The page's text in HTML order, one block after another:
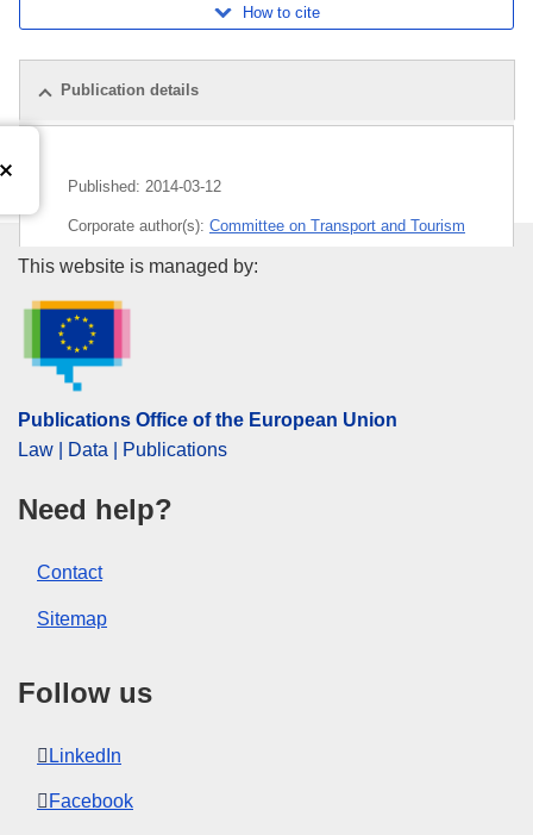
How to cite
Publication details
Published: 2014-03-12
Corporate author(s): Committee on Transport and Tourism
EP Committee European Parliament
Subject:air space
European Aviation Safety Agency
OJ : JOC_2017_378_R_0062
IMMC : P7_TA(2014)0221
Publications Office of the
This website is managed by:
Publications Office of the European Union
Law | Data | Publications
Need help?
Contact
Sitemap
Follow us
LinkedIn
Facebook